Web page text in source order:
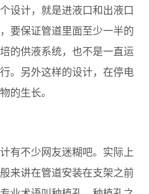
设计，就是进液口和出液口
要保证管道里面至少一半的
的供液系统，也不是一直运
。另外这样的设计，在停电
的生长。
有不少网友迷糊吧。实际上
来讲在管道安装在支架之前